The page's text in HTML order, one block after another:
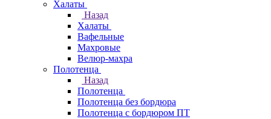
Халаты
Назад
Халаты
Вафельные
Махровые
Велюр-махра
Полотенца
Назад
Полотенца
Полотенца без бордюра
Полотенца с бордюром ПТ